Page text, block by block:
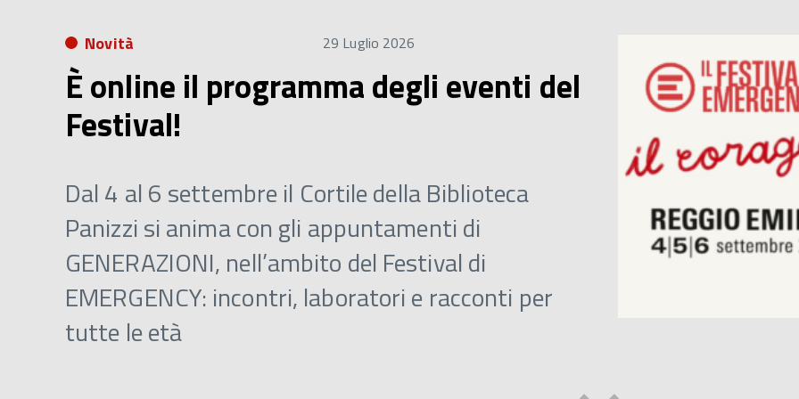
Novità 29 Luglio 2026
È online il programma degli eventi del
Festival!
Dal 4 al 6 settembre il Cortile della Biblioteca
Panizzi si anima con gli appuntamenti di
GENERAZIONI, nell’ambito del Festival di
EMERGENCY: incontri, laboratori e racconti per
tutte le età